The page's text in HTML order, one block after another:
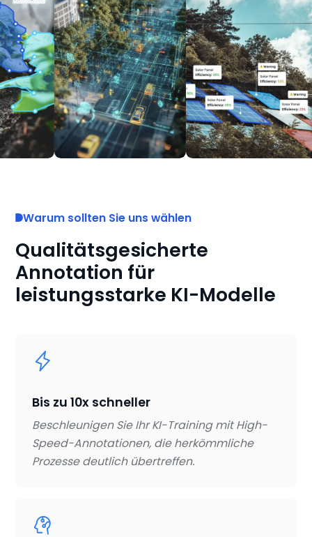
Warum sollten Sie uns wählen
Qualitätsgesicherte
Annotation für
leistungsstarke KI-Modelle
Bis zu 10x schneller
Beschleunigen Sie Ihr KI-Training mit High-
Speed-Annotationen, die herkömmliche
Prozesse deutlich übertreffen.